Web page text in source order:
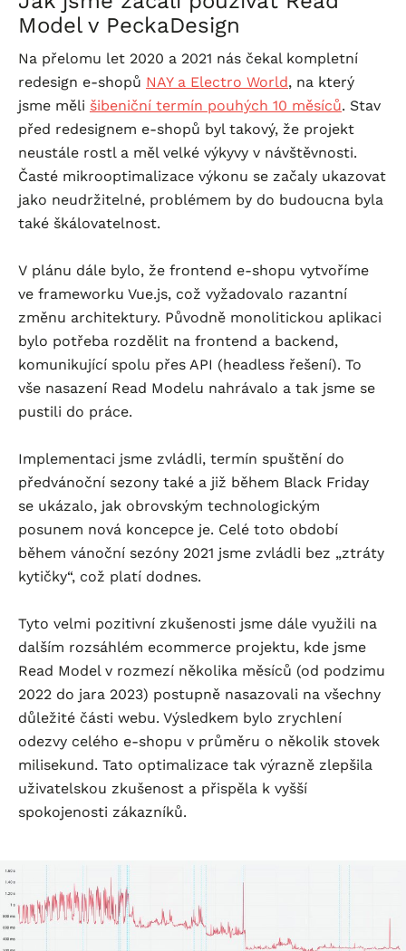
Model v PeckaDesign
Na přelomu let 2020 a 2021 nás čekal kompletní
redesign e-shopů NAY a Electro World, na který
jsme měli šibeniční termín pouhých 10 měsíců. Stav
před redesignem e-shopů byl takový, že projekt
neustále rostl a měl velké výkyvy v návštěvnosti.
Časté mikrooptimalizace výkonu se začaly ukazovat
jako neudržitelné, problémem by do budoucna byla
také škálovatelnost.
V plánu dále bylo, že frontend e-shopu vytvoříme
ve frameworku Vue.js, což vyžadovalo razantní
změnu architektury. Původně monolitickou aplikaci
bylo potřeba rozdělit na frontend a backend,
komunikující spolu přes API (headless řešení). To
vše nasazení Read Modelu nahrávalo a tak jsme se
pustili do práce.
Implementaci jsme zvládli, termín spuštění do
předvánoční sezony také a již během Black Friday
se ukázalo, jak obrovským technologickým
posunem nová koncepce je. Celé toto období
během vánoční sezóny 2021 jsme zvládli bez „ztráty
kytičky“, což platí dodnes.
Tyto velmi pozitivní zkušenosti jsme dále využili na
dalším rozsáhlém ecommerce projektu, kde jsme
Read Model v rozmezí několika měsíců (od podzimu
2022 do jara 2023) postupně nasazovali na všechny
důležité části webu. Výsledkem bylo zrychlení
odezvy celého e-shopu v průměru o několik stovek
milisekund. Tato optimalizace tak výrazně zlepšila
uživatelskou zkušenost a přispěla k vyšší
spokojenosti zákazníků.